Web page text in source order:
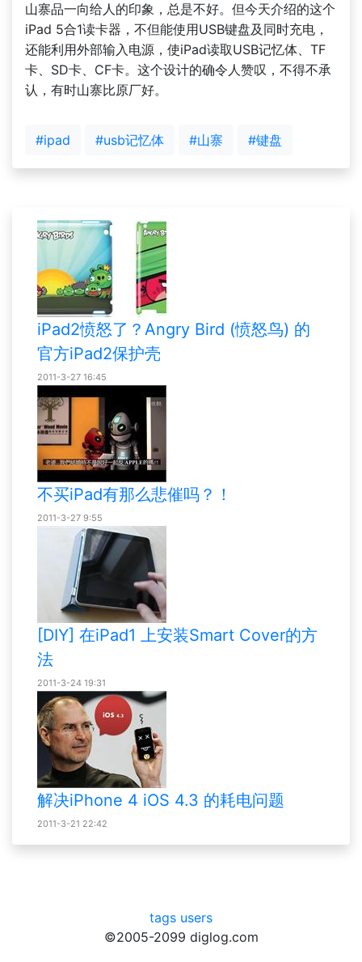
山寨品一向给人的印象，总是不好。但今天介绍的这个
iPad 5合1读卡器，不但能使用USB键盘及同时充电，
还能利用外部输入电源，使iPad读取USB记忆体、TF
卡、SD卡、CF卡。这个设计的确令人赞叹，不得不承
认，有时山寨比原厂好。
#ipad #usb记忆体 #山寨 #键盘
iPad2愤怒了？Angry Bird (愤怒鸟) 的
官方iPad2保护壳
2011-3-27 16:45
不买iPad有那么悲催吗？！
2011-3-27 9:55
[DIY] 在iPad1 上安装Smart Cover的方
法
2011-3-24 19:31
解决iPhone 4 iOS 4.3 的耗电问题
2011-3-21 22:42
tags users
©2005-2099 diglog.com